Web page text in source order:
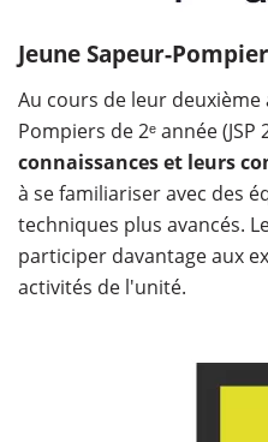
Jeune Sapeur-
Au cours de leur deuxième
Pompiers de 2ᵉ année (JSP
connaissances et leurs
à se familiariser avec des
techniques plus avancés.
participer davantage aux
activités de l'unité.